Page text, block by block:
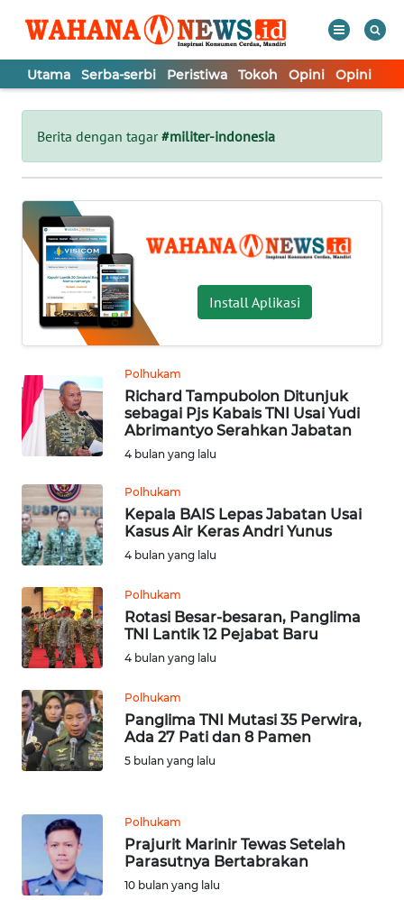
Utama Serba-serbi Peristiwa Tokoh Opini Opini
Berita dengan tagar#militer-indonesia
Install Aplikasi
Polhukam
Richard Tampubolon Ditunjuk
sebagai Pjs Kabais TNI Usai Yudi
Abrimantyo Serahkan Jabatan
4 bulan yang lalu
Polhukam
Kepala BAIS Lepas Jabatan Usai
Kasus Air Keras Andri Yunus
4 bulan yang lalu
Polhukam
Rotasi Besar-besaran, Panglima
TNI Lantik 12 Pejabat Baru
4 bulan yang lalu
Polhukam
Panglima TNI Mutasi 35 Perwira,
Ada 27 Pati dan 8 Pamen
5 bulan yang lalu
Polhukam
Prajurit Marinir Tewas Setelah
Parasutnya Bertabrakan
10 bulan yang lalu
Tutup
UTAMA
SERBA-
SERBI
PERISTIWA
TOKOH
OPINI
OPINI
Informasi
INDEKS
BERITA
KONTAK
KAMI
INFO
IKLAN
TENTANG
KAMI
MEDIA
SIBER
REDAKSI